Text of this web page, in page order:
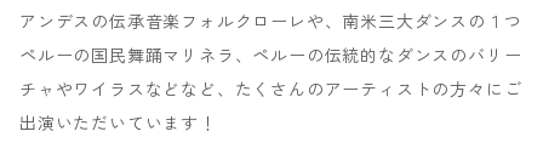
アンデスの伝承音楽フォルクローレや、南米三大ダンスの１つ
ペルーの国民舞踊マリネラ、ペルーの伝統的なダンスのバリー
チャやワイラスなどなど、たくさんのアーティストの方々にご
出演いただいています！